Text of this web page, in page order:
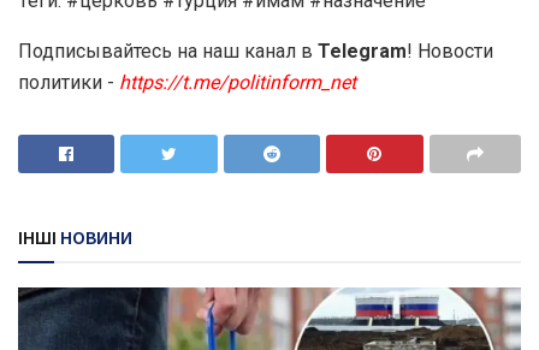
Подписывайтесь на наш канал в Telegram! Новости
политики - https://t.me/politinform_net
ІНШІ НОВИНИ